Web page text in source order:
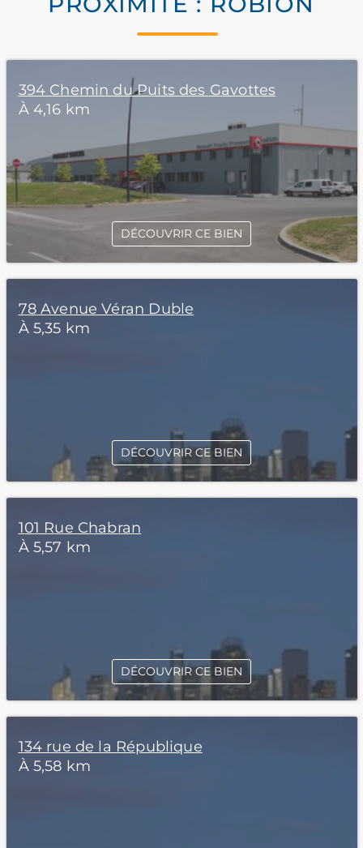
394 Chemin du Puits des Gavottes
À 4,16 km
DÉCOUVRIR CE BIEN
78 Avenue Véran Duble
À 5,35 km
DÉCOUVRIR CE BIEN
101 Rue Chabran
À 5,57 km
DÉCOUVRIR CE BIEN
134 rue de la République
À 5,58 km